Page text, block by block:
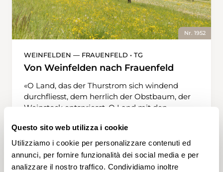
Questo sito web utilizza i cookie
Utilizziamo i cookie per personalizzare contenuti ed
annunci, per fornire funzionalità dei social media e per
analizzare il nostro traffico. Condividiamo inoltre
Nr. 1952
WEINFELDEN — FRAUENFELD • TG
Von Weinfelden nach Frauenfeld
«O Land, das der Thurstrom sich windend
durchfliesst, dem herrlich der Obstbaum, der
Weinstock entspriesst. O Land mit den
Kornfeld der Abendwind bläht», heisst es im
Thurgauerlied. Wandernde wissen es zu
schätzen, dass tüchtige Bauern Sorge zur
prächtigen Landschaft tragen. Doch zum
T1 5 h 25 min 21,2 km Alta